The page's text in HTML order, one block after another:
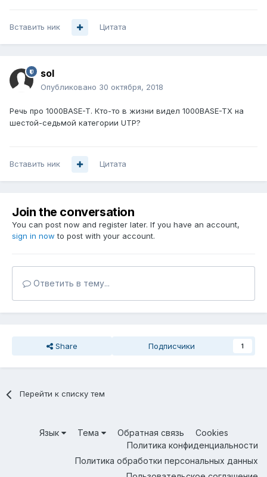
Вставить ник Цитата
sol
Опубликовано 30 октября, 2018
Речь про 1000BASE-T. Кто-то в жизни видел 1000BASE-TX на
шестой-седьмой категории UTP?
Вставить ник Цитата
Join the conversation
You can post now and register later. If you have an account,
sign in now to post with your account.
Ответить в тему...
Share Подписчики 1
Перейти к списку тем
Язык Тема Обратная связь
Cookies
Политика конфиденциальности
Политика обработки персональных данных